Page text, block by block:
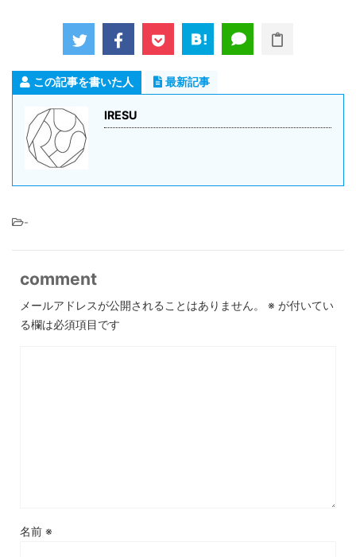
この記事を書いた人 最新記事
IRESU
-
comment
メールアドレスが公開されることはありません。 ※ が付いてい
る欄は必須項目です
名前 ※